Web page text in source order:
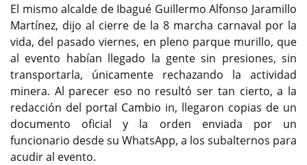
El mismo alcalde de Ibagué Guillermo Alfonso Jaramillo
Martínez, dijo al cierre de la 8 marcha carnaval por la
vida, del pasado viernes, en pleno parque murillo, que
al evento habían llegado la gente sin presiones, sin
transportarla, únicamente rechazando la actividad
minera. Al parecer eso no resultó ser tan cierto, a la
redacción del portal Cambio in, llegaron copias de un
documento oficial y la orden enviada por un
funcionario desde su WhatsApp, a los subalternos para
acudir al evento.